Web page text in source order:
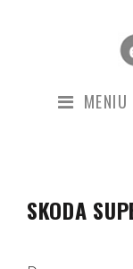
MENIU
SKODA